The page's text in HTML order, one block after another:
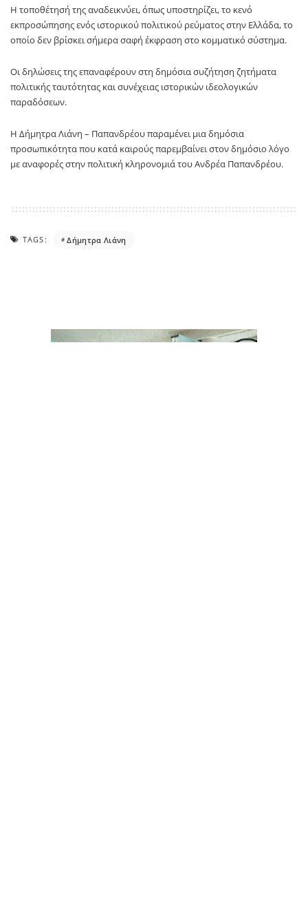
Η τοποθέτησή της αναδεικνύει, όπως υποστηρίζει, το κενό
εκπροσώπησης ενός ιστορικού πολιτικού ρεύματος στην Ελλάδα, το
οποίο δεν βρίσκει σήμερα σαφή έκφραση στο κομματικό σύστημα.
Οι δηλώσεις της επαναφέρουν στη δημόσια συζήτηση ζητήματα
πολιτικής ταυτότητας και συνέχειας ιστορικών ιδεολογικών
παραδόσεων.
Η Δήμητρα Λιάνη – Παπανδρέου παραμένει μια δημόσια
προσωπικότητα που κατά καιρούς παρεμβαίνει στον δημόσιο λόγο
με αναφορές στην πολιτική κληρονομιά του Ανδρέα Παπανδρέου.
TAGS: Δήμητρα Λιάνη